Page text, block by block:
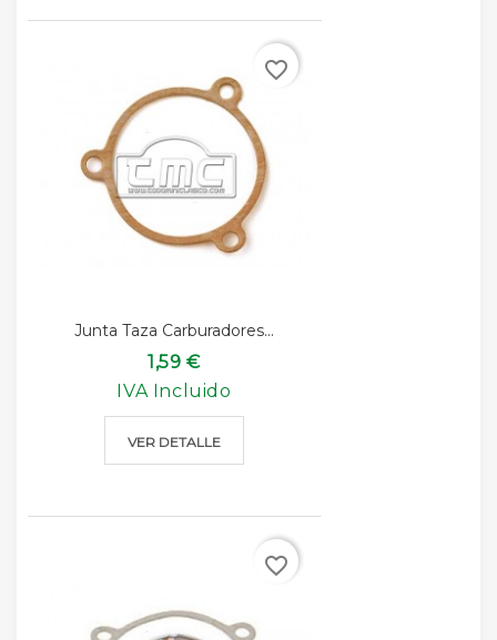
Junta Taza Carburadores...
1,59 €
IVA Incluido
VER DETALLE
favorite_border
favorite_border